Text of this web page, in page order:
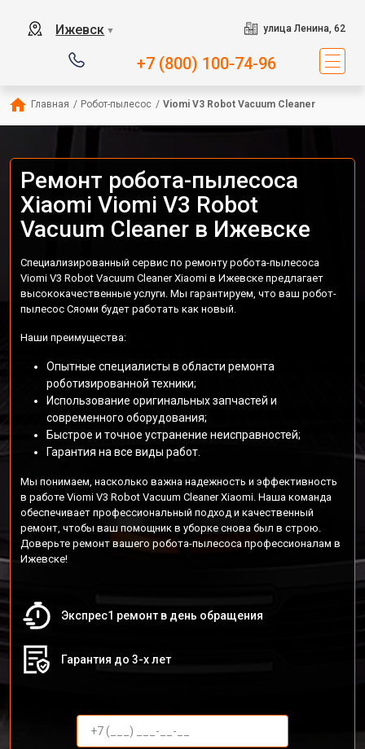
Ижевск ▼ улица Ленина, 62
+7 (800) 100-74-96
Главная / Робот-пылесос / Viomi V3 Robot Vacuum Cleaner
Ремонт робота-пылесоса
Xiaomi Viomi V3 Robot
Vacuum Cleaner в Ижевске
Специализированный сервис по ремонту робота-пылесоса
Viomi V3 Robot Vacuum Cleaner Xiaomi в Ижевске предлагает
высококачественные услуги. Мы гарантируем, что ваш робот-
пылесос Сяоми будет работать как новый.
Наши преимущества:
Опытные специалисты в области ремонта
роботизированной техники;
Использование оригинальных запчастей и
современного оборудования;
Быстрое и точное устранение неисправностей;
Гарантия на все виды работ.
Мы понимаем, насколько важна надежность и эффективность
в работе Viomi V3 Robot Vacuum Cleaner Xiaomi. Наша команда
обеспечивает профессиональный подход и качественный
ремонт, чтобы ваш помощник в уборке снова был в строю.
Доверьте ремонт вашего робота-пылесоса профессионалам в
Ижевске!
Экспрес1 ремонт в день обращения
Гарантия до 3-х лет